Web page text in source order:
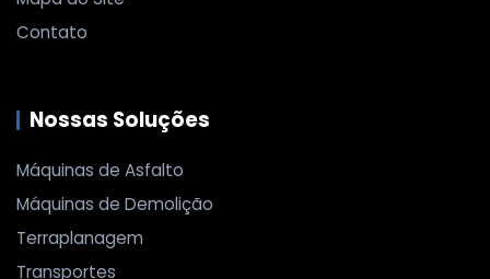
Contato
Nossas Soluções
Máquinas de Asfalto
Máquinas de Demolição
Terraplanagem
Transportes